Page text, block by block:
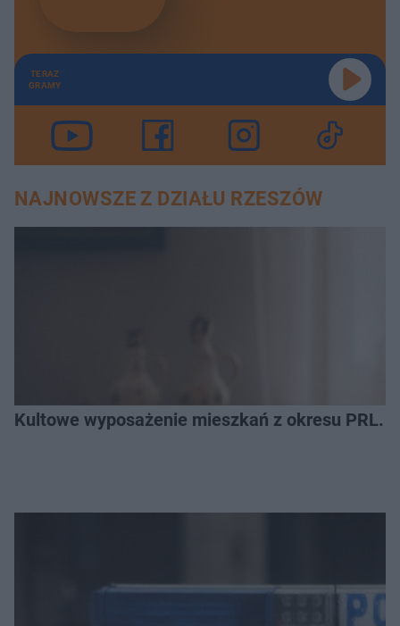
TERAZ
GRAMY
NAJNOWSZE Z DZIAŁU RZESZÓW
Kultowe wyposażenie mieszkań z okresu PRL.